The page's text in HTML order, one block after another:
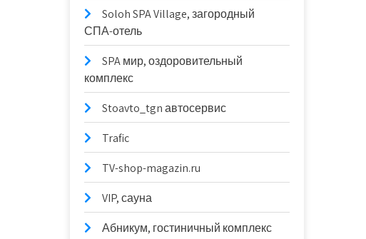
Soloh SPA Village, загородный
СПА-отель
SPA мир, оздоровительный
комплекс
Stoavto_tgn автосервис
Trafic
TV-shop-magazin.ru
VIP, сауна
Абникум, гостиничный комплекс